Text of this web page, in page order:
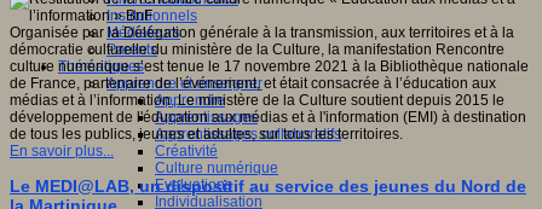
Institutionnels
Médiateurs
Parents
Thématiques
Apprendre et enseigner
Apprendre
Apprentissages
Apprentissages collaboratifs
Créativité
Culture numérique
Evaluations
Individualisation
Organisée par la Délégation générale à la transmission, aux territoires et à la
démocratie culturelle du ministère de la Culture, la manifestation Rencontre
culture numérique s’est tenue le 17 novembre 2021 à la Bibliothèque nationale
de France, partenaire de l’événement, et était consacrée à l’éducation aux
médias et à l’information. Le ministère de la Culture soutient depuis 2015 le
développement de l'éducation aux médias et à l'information (EMI) à destination
de tous les publics, jeunes et adultes, sur tous les territoires.
En savoir plus...
Le MEDI@LAB, un dispositif au service des jeunes du Nord de